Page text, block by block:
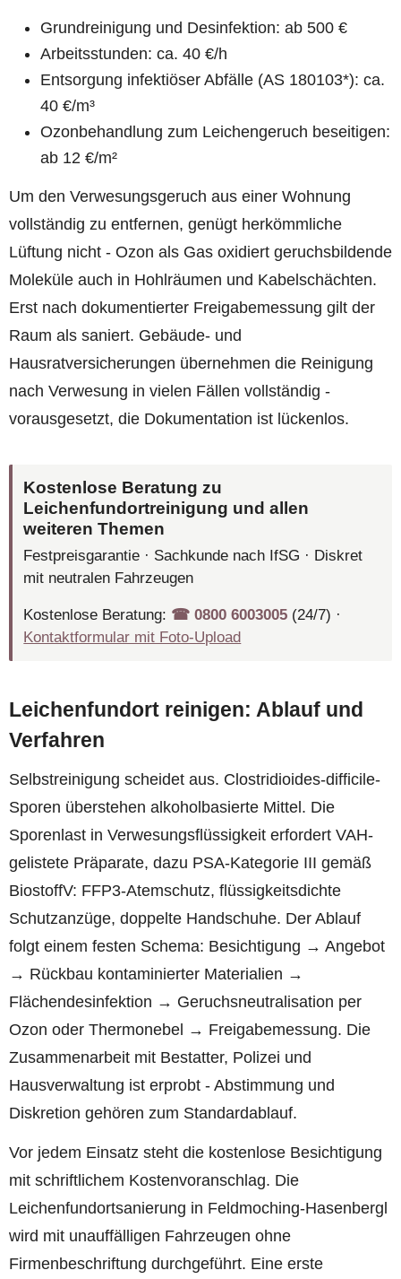
Grundreinigung und Desinfektion: ab 500 €
Arbeitsstunden: ca. 40 €/h
Entsorgung infektiöser Abfälle (AS 180103*): ca.
40 €/m³
Ozonbehandlung zum Leichengeruch beseitigen:
ab 12 €/m²
Um den Verwesungsgeruch aus einer Wohnung
vollständig zu entfernen, genügt herkömmliche
Lüftung nicht - Ozon als Gas oxidiert geruchsbildende
Moleküle auch in Hohlräumen und Kabelschächten.
Erst nach dokumentierter Freigabemessung gilt der
Raum als saniert. Gebäude- und
Hausratversicherungen übernehmen die Reinigung
nach Verwesung in vielen Fällen vollständig -
vorausgesetzt, die Dokumentation ist lückenlos.
Kostenlose Beratung zu
Leichenfundortreinigung und allen
weiteren Themen
Festpreisgarantie · Sachkunde nach IfSG · Diskret
mit neutralen Fahrzeugen
Kostenlose Beratung: ☎︎ 0800 6003005 (24/7) ·
Kontaktformular mit Foto-Upload
Leichenfundort reinigen: Ablauf und
Verfahren
Selbstreinigung scheidet aus. Clostridioides-difficile-
Sporen überstehen alkoholbasierte Mittel. Die
Sporenlast in Verwesungsflüssigkeit erfordert VAH-
gelistete Präparate, dazu PSA-Kategorie III gemäß
BiostoffV: FFP3-Atemschutz, flüssigkeitsdichte
Schutzanzüge, doppelte Handschuhe. Der Ablauf
folgt einem festen Schema: Besichtigung → Angebot
→ Rückbau kontaminierter Materialien →
Flächendesinfektion → Geruchsneutralisation per
Ozon oder Thermonebel → Freigabemessung. Die
Zusammenarbeit mit Bestatter, Polizei und
Hausverwaltung ist erprobt - Abstimmung und
Diskretion gehören zum Standardablauf.
Vor jedem Einsatz steht die kostenlose Besichtigung
mit schriftlichem Kostenvoranschlag. Die
Leichenfundortsanierung in Feldmoching-Hasenbergl
wird mit unauffälligen Fahrzeugen ohne
Firmenbeschriftung durchgeführt. Eine erste